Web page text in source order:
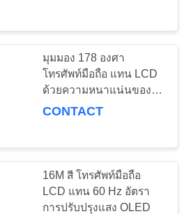
รี่โทรศัพท์มือ
อดได้
มุมมอง 178 องศา
โทรศัพท์มือถือ แทน LCD
ด้วยความหนาแน่นของ
พิกเซล 401 Ppi
CONTACT
16M สี โทรศัพท์มือถือ
LCD แทน 60 Hz อัตรา
การปรับปรุงแสง OLED